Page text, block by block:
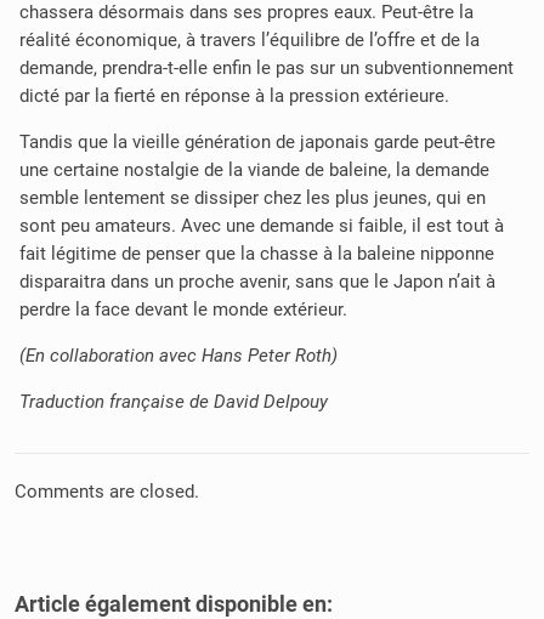
chassera désormais dans ses propres eaux. Peut-être la
réalité économique, à travers l’équilibre de l’offre et de la
demande, prendra-t-elle enfin le pas sur un subventionnement
dicté par la fierté en réponse à la pression extérieure.
Tandis que la vieille génération de japonais garde peut-être
une certaine nostalgie de la viande de baleine, la demande
semble lentement se dissiper chez les plus jeunes, qui en
sont peu amateurs. Avec une demande si faible, il est tout à
fait légitime de penser que la chasse à la baleine nipponne
disparaitra dans un proche avenir, sans que le Japon n’ait à
perdre la face devant le monde extérieur.
(En collaboration avec Hans Peter Roth)
Traduction française de David Delpouy
Comments are closed.
Article également disponible en: